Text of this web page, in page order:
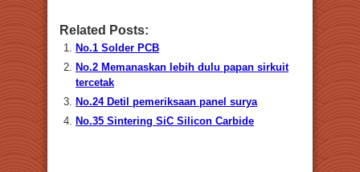
Related Posts:
No.1 Solder PCB
No.2 Memanaskan lebih dulu papan sirkuit
tercetak
No.24 Detil pemeriksaan panel surya
No.35 Sintering SiC Silicon Carbide